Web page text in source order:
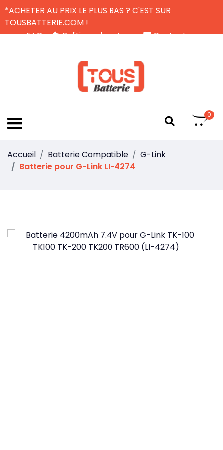
*ACHETER AU PRIX LE PLUS BAS ? C'EST SUR
TOUSBATTERIE.COM !
FAQ
Politique de retour
Contactez-nous
0
Accueil Batterie Compatible
G-Link
Batterie pour G-Link LI-4274